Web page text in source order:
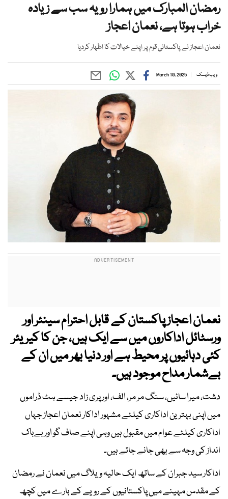
رمضان المبارک میں ہمارا رویہ سب سے زیادہ
خراب ہوتا ہے، نعمان اعجاز
نعمان اعجاز نے پاکستانی قوم پر اپنے خیالات کا اظہار کردیا
ویب ڈیسک March 10, 2025
نعمان اعجاز پاکستان کے قابل احترام سینئر اور
ورسٹائل اداکاروں میں سے ایک ہیں، جن کا کیریئر
کئی دہائیوں پر محیط ہے اور دنیا بھر میں ان کے
بےشمار مداح موجود ہیں۔
دشت، میرا سائیں، سنگ مر مر، الف، اور پری زاد جیسے ہٹ ڈراموں
میں اپنی بہترین اداکاری کیلئے مشہور اداکار نعمان اعجاز جہاں
اداکاری کیلئے عوام میں مقبول ہیں وہی اپنے صاف گو اور بےباک
انداز کی وجہ سے بھی جانے جاتے ہیں۔
اداکار سید جبران کے ساتھ ایک حالیہ ویلاگ میں نعمان نے رمضان
کے مقدس مہینے میں پاکستانیوں کے رویے کے بارے میں کچھ